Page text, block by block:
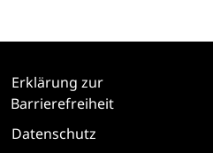
Erklärung zur
Barrierefreiheit
Datenschutz